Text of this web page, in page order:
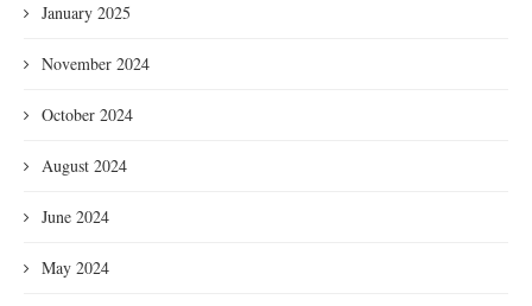
January 2025
November 2024
October 2024
August 2024
June 2024
May 2024